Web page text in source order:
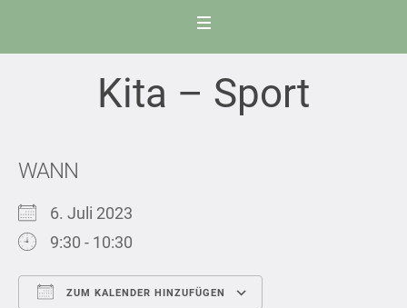
Kita – Sport
WANN
6. Juli 2023
9:30 - 10:30
ZUM KALENDER HINZUFÜGEN